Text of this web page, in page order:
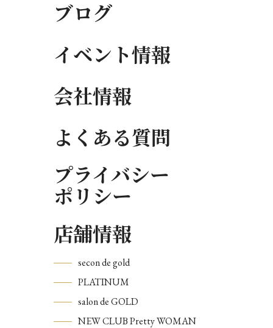
ブログ
イベント情報
会社情報
よくある質問
プライバシー
ポリシー
店舗情報
secon de gold
PLATINUM
salon de GOLD
NEW CLUB Pretty WOMAN